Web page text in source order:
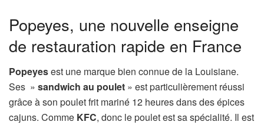
Popeyes, une nouvelle enseigne
de restauration rapide en France
Popeyesest une marque bien connue de la Louisiane.
Ses » sandwich au poulet » est particulièrement réussi
grâce à son poulet frit mariné 12 heures dans des épices
cajuns. Comme KFC, donc le poulet est sa spécialité. Il est